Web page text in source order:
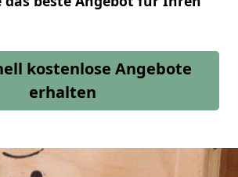
kostenlose Angebote
erhalten